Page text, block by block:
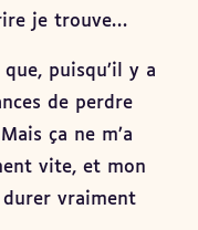
je trouve…
puisqu’il y a
de perdre
ça ne m’a
vite, et mon
durer vraiment